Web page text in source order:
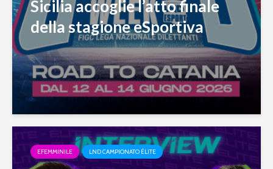
Sicilia accoglie l’atto finale
della stagione eSportiva
EFEMMINILE LND CAMPIONATO ÉLITE